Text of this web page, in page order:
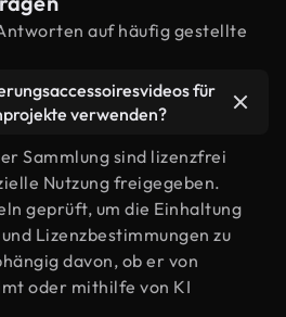
auf häufig gestellte
für
verwenden?
Sammlung sind lizenzfrei
Nutzung freigegeben.
geprüft, um die Einhaltung
Lizenzbestimmungen zu
davon, ob er von
oder mithilfe von KI